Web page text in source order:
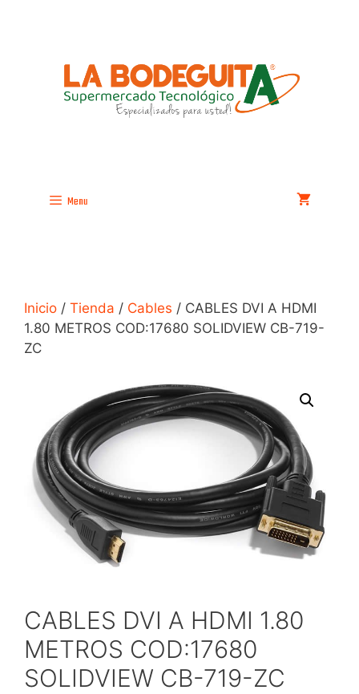
Menu
Inicio / Tienda / Cables / CABLES DVI A HDMI
1.80 METROS COD:17680 SOLIDVIEW CB-719-
ZC
CABLES DVI A HDMI 1.80
METROS COD:17680
SOLIDVIEW CB-719-ZC